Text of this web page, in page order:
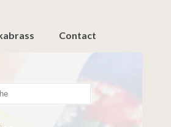
Contact